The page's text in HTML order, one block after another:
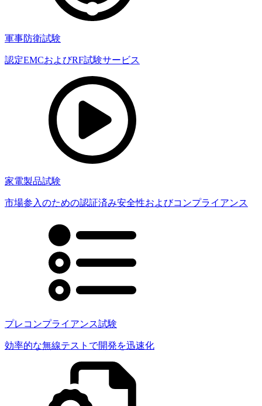
軍事防衛試験
認定EMCおよびRF試験サービス
家電製品試験
市場参入のための認証済み安全性およびコンプライアンス
プレコンプライアンス試験
効率的な無線テストで開発を迅速化